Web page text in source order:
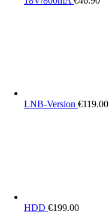
LNB-Version €119.00
HDD €199.00